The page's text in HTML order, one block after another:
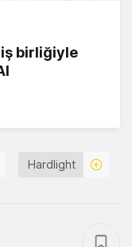
iş birliğiyle
Hardlight